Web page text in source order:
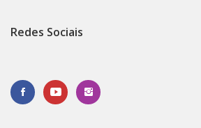
Redes Sociais